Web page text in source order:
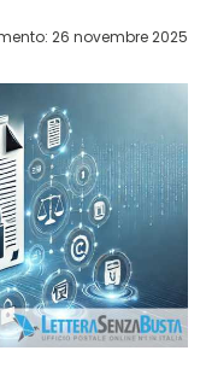
26 novembre 2025